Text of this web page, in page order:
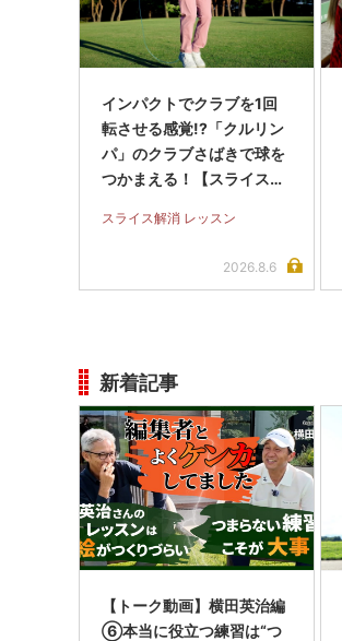
インパクトでクラブを1回
転させる感覚!?「クルリン
パ」のクラブさばきで球を
つかまえる！【スライス完
スライス解消 レッスン
2026.8.6
新着記事
【トーク動画】横田英治編
⑥本当に役立つ練習は“つ